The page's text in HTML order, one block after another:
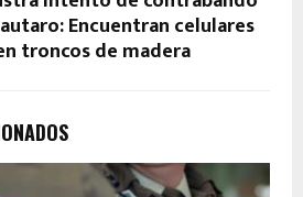
Encuentran celulares
troncos de madera